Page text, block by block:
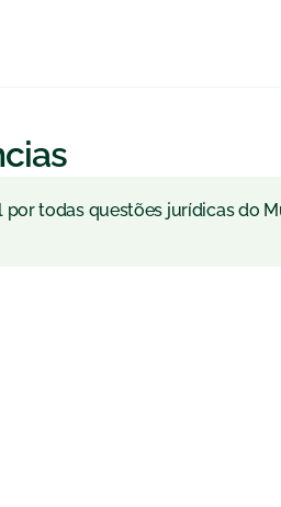
por todas questões jurídicas do